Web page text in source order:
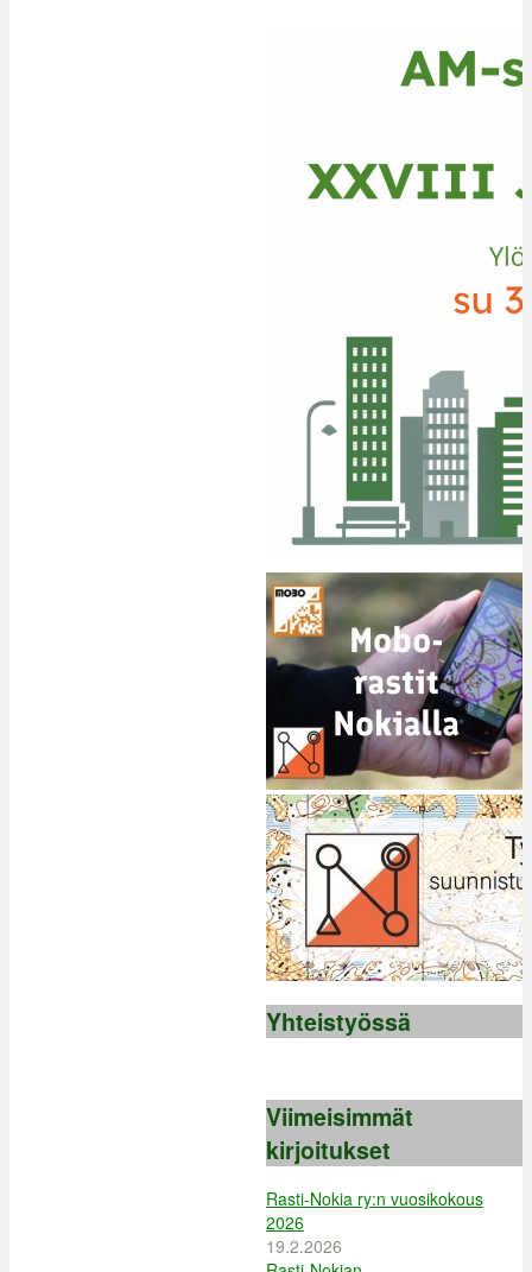
Yhteistyössä
Viimeisimmät
kirjoitukset
Rasti-Nokia ry:n vuosikokous
2026
19.2.2026